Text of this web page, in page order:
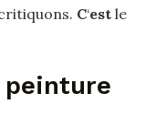
C‘est le
peinture